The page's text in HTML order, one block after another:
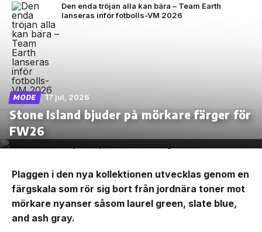
Den enda tröjan alla kan bära – Team Earth
lanseras inför fotbolls-VM 2026
MODE 17 jul, 2026
Stone Island bjuder på mörkare färger för
FW26
Plaggen i den nya kollektionen utvecklas genom en
färgskala som rör sig bort från jordnära toner mot
mörkare nyanser såsom laurel green, slate blue,
and ash gray.